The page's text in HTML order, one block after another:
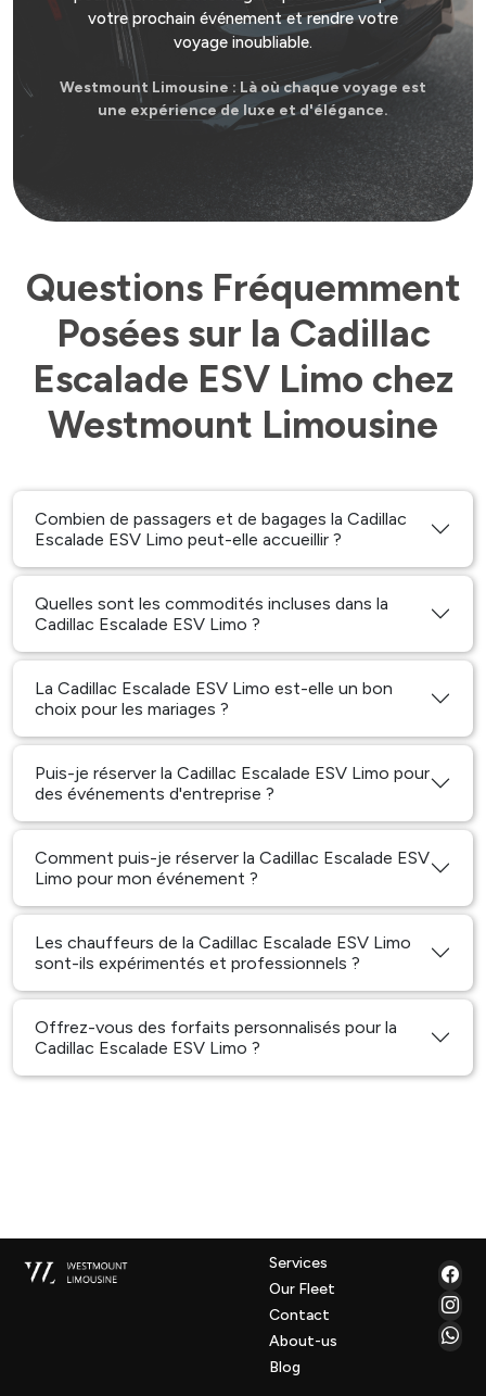
votre prochain événement et rendre votre
voyage inoubliable.
Westmount Limousine : Là où chaque voyage est
une expérience de luxe et d'élégance.
Questions Fréquemment
Posées sur la Cadillac
Escalade ESV Limo chez
Westmount Limousine
Combien de passagers et de bagages la Cadillac
Escalade ESV Limo peut-elle accueillir ?
Quelles sont les commodités incluses dans la
Cadillac Escalade ESV Limo ?
La Cadillac Escalade ESV Limo est-elle un bon
choix pour les mariages ?
Puis-je réserver la Cadillac Escalade ESV Limo pour
des événements d'entreprise ?
Comment puis-je réserver la Cadillac Escalade ESV
Limo pour mon événement ?
Les chauffeurs de la Cadillac Escalade ESV Limo
sont-ils expérimentés et professionnels ?
Offrez-vous des forfaits personnalisés pour la
Cadillac Escalade ESV Limo ?
Services
Our Fleet
Contact
About-us
Blog